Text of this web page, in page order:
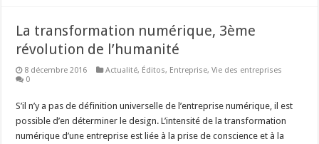
La transformation numérique, 3ème
révolution de l’humanité
8 décembre 2016 Actualité, Éditos, Entreprise,Vie des entreprises
0
S’il n’y a pas de définition universelle de l’entreprise numérique, il est
possible d’en déterminer le design. L’intensité de la transformation
numérique d’une entreprise est liée à la prise de conscience et à la